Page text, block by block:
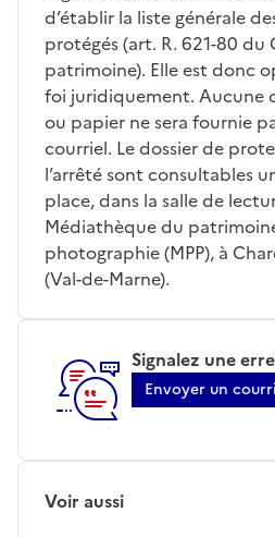
d’établir la liste générale
protégés (art. R. 621-80 du
patrimoine). Elle est donc
foi juridiquement. Aucune
ou papier ne sera fournie
courriel. Le dossier de
l’arrêté sont consultables
place, dans la salle de
Médiathèque du
photographie (MPP), à
(Val-de-Marne).
Signalez une
Envoyer un
Voir aussi